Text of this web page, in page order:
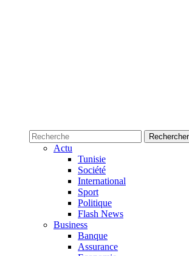
Actu
Tunisie
Société
International
Sport
Politique
Flash News
Business
Banque
Assurance